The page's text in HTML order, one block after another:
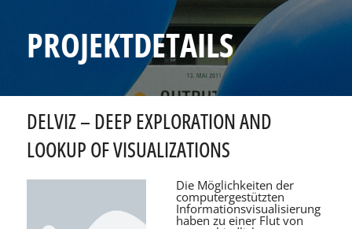
PROJEKTDETAILS
DELVIZ – DEEP EXPLORATION AND
LOOKUP OF VISUALIZATIONS
Die Möglichkeiten der
computergestützten
Informationsvisualisierung
haben zu einer Flut von